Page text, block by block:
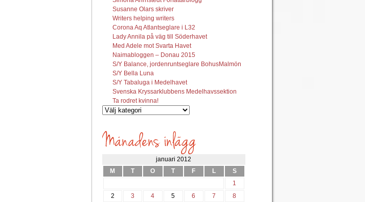
Susanne Olars skriver
Writers helping writers
Corona Aq Atlantseglare i L32
Lady Annila på väg till Söderhavet
Med Adele mot Svarta Havet
Naimabloggen – Donau 2015
S/Y Balance, jordenruntseglare BohusMalmön
S/Y Bella Luna
S/Y Tabaluga i Medelhavet
Svenska Kryssarklubbens Medelhavssektion
Ta rodret kvinna!
Vilka
söks?
januari 2012
M
T O T F L
S
1
2
3 4 5 6 7
8